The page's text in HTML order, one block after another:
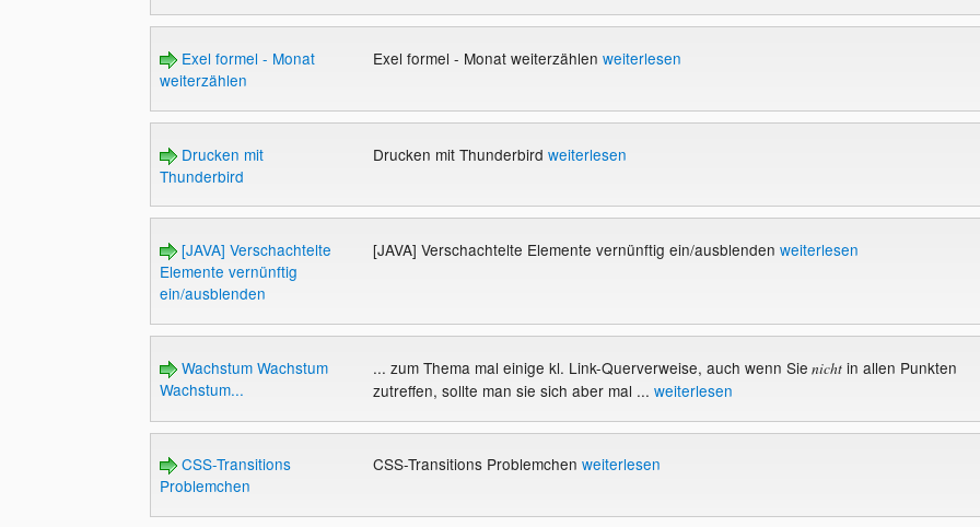
Exel formel - Monat
weiterzählen
Exel formel - Monat weiterzählen weiterlesen
Drucken mit
Thunderbird
Drucken mit Thunderbird weiterlesen
[JAVA] Verschachtelte
Elemente vernünftig
ein/ausblenden
[JAVA] Verschachtelte Elemente vernünftig ein/ausblenden weiterlesen
Wachstum Wachstum
Wachstum...
... zum Thema mal einige kl. Link-Querverweise, auch wenn Sie nichtin allen Punkten
zutreffen, sollte man sie sich aber mal ... weiterlesen
CSS-Transitions
Problemchen
CSS-Transitions Problemchen weiterlesen